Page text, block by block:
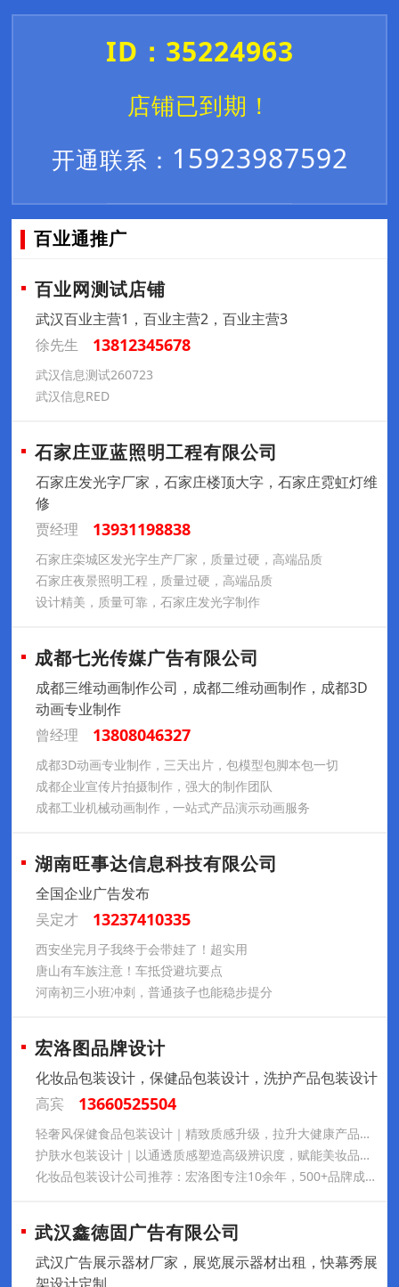
ID：35224963
店铺已到期！
开通联系： 15923987592
百业通推广
百业网测试店铺
武汉百业主营1，百业主营2，百业主营3
徐先生
13812345678
武汉信息测试260723
武汉信息RED
石家庄亚蓝照明工程有限公司
石家庄发光字厂家，石家庄楼顶大字，石家庄霓虹灯维
修
贾经理
13931198838
石家庄栾城区发光字生产厂家，质量过硬，高端品质
石家庄夜景照明工程，质量过硬，高端品质
设计精美，质量可靠，石家庄发光字制作
成都七光传媒广告有限公司
成都三维动画制作公司，成都二维动画制作，成都3D
动画专业制作
曾经理
13808046327
成都3D动画专业制作，三天出片，包模型包脚本包一切
成都企业宣传片拍摄制作，强大的制作团队
成都工业机械动画制作，一站式产品演示动画服务
湖南旺事达信息科技有限公司
全国企业广告发布
吴定才
13237410335
西安坐完月子我终于会带娃了！超实用
唐山有车族注意！车抵贷避坑要点
河南初三小班冲刺，普通孩子也能稳步提分
宏洛图品牌设计
化妆品包装设计，保健品包装设计，洗护产品包装设计
高宾
13660525504
轻奢风保健食品包装设计｜精致质感升级，拉升大健康产品品牌溢价
护肤水包装设计｜以通透质感塑造高级辨识度，赋能美妆品牌市场化升级
化妆品包装设计公司推荐：宏洛图专注10余年，500+品牌成功案例
武汉鑫徳固广告有限公司
武汉广告展示器材厂家，展览展示器材出租，快幕秀展